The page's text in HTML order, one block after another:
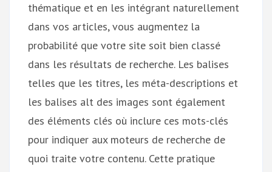
thématique et en les intégrant naturellement
dans vos articles, vous augmentez la
probabilité que votre site soit bien classé
dans les résultats de recherche. Les balises
telles que les titres, les méta-descriptions et
les balises alt des images sont également
des éléments clés où inclure ces mots-clés
pour indiquer aux moteurs de recherche de
quoi traite votre contenu. Cette pratique